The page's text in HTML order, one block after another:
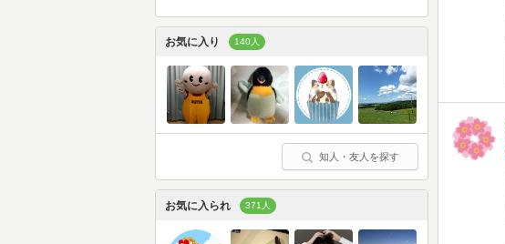
お気に入り 140人
知人・友人を探す
お気に入られ 371人